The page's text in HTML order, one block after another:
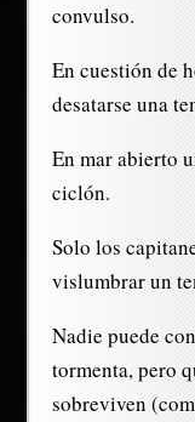
convulso.
En cuestión de
desatarse una
En mar abierto
ciclón.
Solo los
vislumbrar un
Nadie puede
tormenta, pero
sobreviven